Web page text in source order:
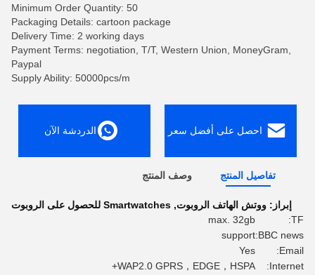
Minimum Order Quantity: 50
Packaging Details: cartoon package
Delivery Time: 2 working days
Payment Terms: negotiation, T/T, Western Union, MoneyGram,
Paypal
Supply Ability: 50000pcs/m
احصل على أفضل سعر الدردشة الآن
تفاصيل المنتج وصف المنتج
إبراز: ووتش الهاتف الروبوت, Smartwatches للحصول على الروبوت
TF:
max. 32gb
BBC news:
support
Email:
Yes
Internet:
WAP2.0 GPRS，EDGE，HSPA+